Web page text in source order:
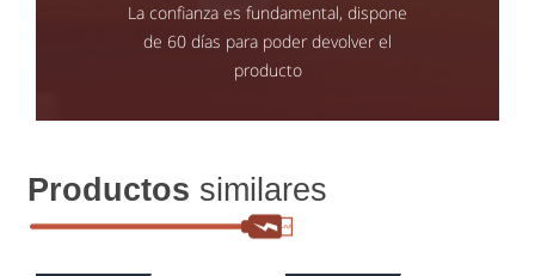
La confianza es fundamental, dispone
de 60 días para poder devolver el
producto
Productos similares